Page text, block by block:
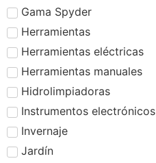
Gama Spyder
Herramientas
Herramientas eléctricas
Herramientas manuales
Hidrolimpiadoras
Instrumentos electrónicos
Invernaje
Jardín